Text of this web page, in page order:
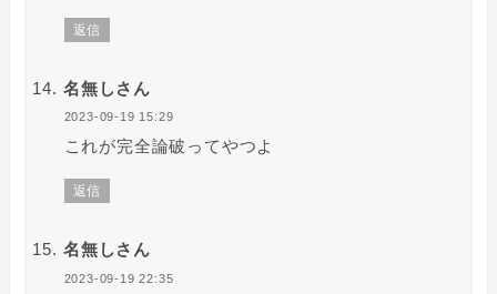
返信
名無しさん
2023-09-19 15:29
これが完全論破ってやつよ
返信
名無しさん
2023-09-19 22:35